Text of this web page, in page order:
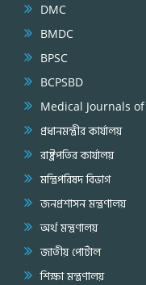
DMC
BMDC
BPSC
BCPSBD
Medical Journals
প্রধানমন্ত্রীর কার্যালয়
রাষ্ট্রপতির কার্যালয়
মন্ত্রিপরিষদ বিভাগ
জনপ্রশাসন মন্ত্রণালয়
অর্থ মন্ত্রণালয়
জাতীয় পোর্টাল
শিক্ষা মন্ত্রণালয়